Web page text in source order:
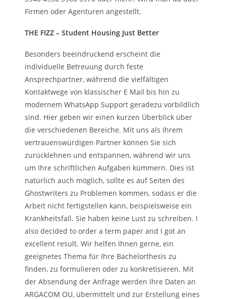
Firmen oder Agenturen angestellt.
THE FIZZ – Student Housing Just Better
Besonders beeindruckend erscheint die
individuelle Betreuung durch feste
Ansprechpartner, während die vielfältigen
Kontaktwege von klassischer E Mail bis hin zu
modernem WhatsApp Support geradezu vorbildlich
sind. Hier geben wir einen kurzen Überblick über
die verschiedenen Bereiche. Mit uns als Ihrem
vertrauenswürdigen Partner können Sie sich
zurücklehnen und entspannen, während wir uns
um Ihre schriftlichen Aufgaben kümmern. Dies ist
natürlich auch möglich, sollte es auf Seiten des
Ghostwriters zu Problemen kommen, sodass er die
Arbeit nicht fertigstellen kann, beispielsweise ein
Krankheitsfall. Sie haben keine Lust zu schreiben. I
also decided to order a term paper and I got an
excellent result. Wir helfen Ihnen gerne, ein
geeignetes Thema für Ihre Bachelorthesis zu
finden, zu formulieren oder zu konkretisieren. Mit
der Absendung der Anfrage werden Ihre Daten an
ARGACOM OU, übermittelt und zur Erstellung eines